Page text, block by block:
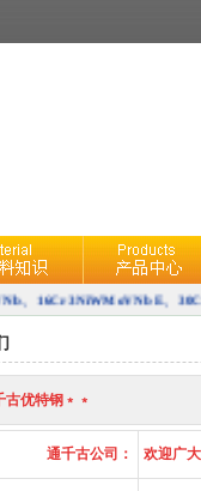
、 16Cr3NiWMoVNbE、
、
、45CrNiMoVA、
古优特钢﹡﹡
通千古公司： 欢迎广